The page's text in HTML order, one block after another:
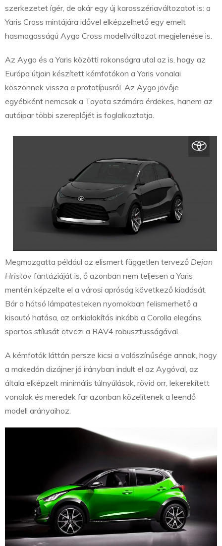
szerkezetet ígér, de akár egy új karosszériaváltozatot is: a
Yaris Cross mintájára idővel elképzelhető egy emelt
hasmagasságú Aygo Cross modellváltozat megjelenése is.
Az Aygo és a Yaris közötti rokonságra utal az is, hogy az
Európa útjain készített kémfotókon a Yaris vonalai
köszönnek vissza a prototípusról. Az Aygo jövője
egyébként nemcsak a Toyota számára érdekes, hanem az
autóipar többi szereplőjét is foglalkoztatja.
Megmozgatta például az elismert független tervező Dejan
Hristov fantáziáját is, ő azonban nem teljesen a Yaris
mentén képzelte el a városi apróság következő kiadását.
Bár a hátsó lámpatesteken nyomokban felismerhető a
kisautó hatása, az orrkialakítás inkább a Corolla elegáns,
sportos stílusát ötvözi a RAV4 robusztusságával.
A kémfotók láttán persze kicsi a valószínűsége annak, hogy
a makedón dizájner jó irányban indult el az Aygóval, az
általa elképzelt minimális túlnyúlások, rövid orr, lekerekített
vonalak és meredek far azonban közelítenek a leendő
modell arányaihoz.